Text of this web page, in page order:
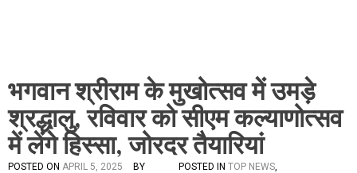
भगवान श्रीराम के मुखोत्सव में उमड़े
श्रद्धालु, रविवार को सीएम कल्याणोत्सव
में लेंगे हिस्सा, जोरदर तैयारियां
POSTED ON APRIL 5, 2025
BY
POSTED IN TOP NEWS,